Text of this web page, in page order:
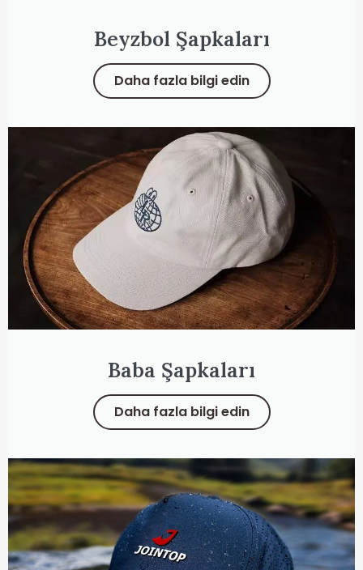
Beyzbol Şapkaları
Daha fazla bilgi edin
Baba Şapkaları
Daha fazla bilgi edin